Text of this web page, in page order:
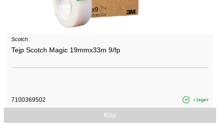
Scotch
Tejp Scotch Magic 19mmx33m 9/fp
7100369502 i lager
Köp